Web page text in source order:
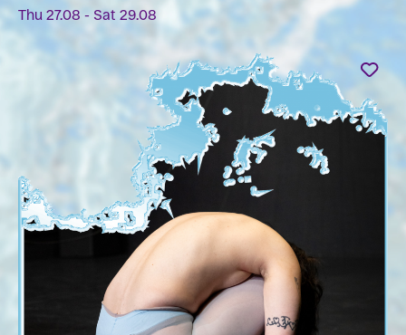
Thu 27.08 - Sat 29.08